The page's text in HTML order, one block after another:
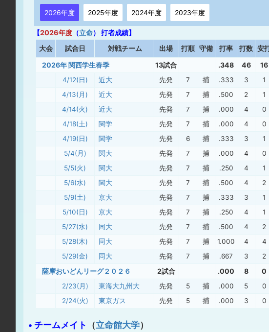
2026年度 2025年度 2024年度 2023年度
【2026年度 （立命） 打者成績】
大会 試合日 対戦チーム 出場 打順 守備 打率 打数 安
2026年 関西学生春季 13試合 .348 46 16
4/12(日) 近大 先発 7 捕 .333 3 1
4/13(月)
近大 先発 7 捕 .500 2 1
4/14(火)
近大 先発 7 捕 .000 4 0
4/18(土)
関学 先発 7 捕 .000 4 0
4/19(日)
関学 先発 6 捕 .333 3 1
5/4(月)
関大 先発 7 捕 .000 4 0
5/5(火)
関大 先発 7 捕 .250 4 1
5/6(水)
関大 先発 7 捕 .500 4 2
5/9(土)
京大 先発 7 捕 .333 3 1
5/10(日)
京大 先発 7 捕 .250 4 1
5/27(水)
同大 先発 7 捕 .500 4 2
5/28(木)
同大 先発 7 捕 1.000 4 4
5/29(金)
同大 先発 7 捕 .667 3 2
薩摩おいどんリーグ２０２６ 2試合 .000 8 0
2/23(月) 東海大九州大 先発 5 捕 .000 5 0
2/24(火)
東京ガス 先発 5 捕 .000 3 0
• チームメイト （立命館大学）